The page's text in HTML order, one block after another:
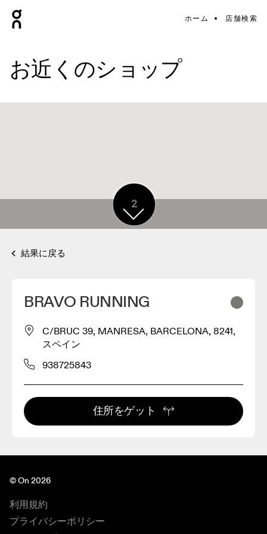
ホーム 店舗検索
お近くのショップ
2
結果に戻る
BRAVO RUNNING
C/BRUC 39, MANRESA, BARCELONA, 8241,
スペイン
938725843
住所をゲット
© On 2026
利用規約
プライバシーポリシー